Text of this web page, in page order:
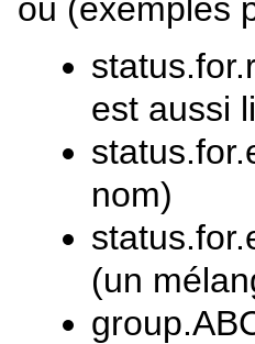
ou (exemples
est aussi
nom)
(un